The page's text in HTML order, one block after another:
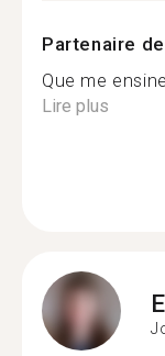
Partenaire
Que me
Lire plus